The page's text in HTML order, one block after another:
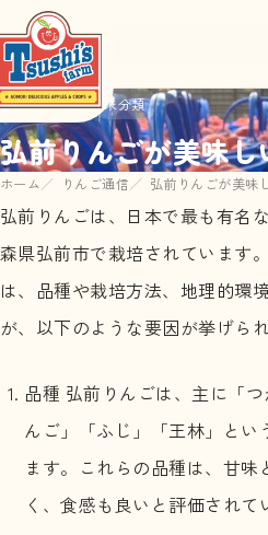
2023.03.27 未分類
弘前りんごが美味し
ホーム りんご通信 弘前りんごが美味
弘前りんごは、日本で最も有名
森県弘前市で栽培されています
は、品種や栽培方法、地理的環
が、以下のような要因が挙げられ
品種 弘前りんごは、主に「
んご」「ふじ」「王林」とい
ます。これらの品種は、甘味
く、食感も良いと評価されて